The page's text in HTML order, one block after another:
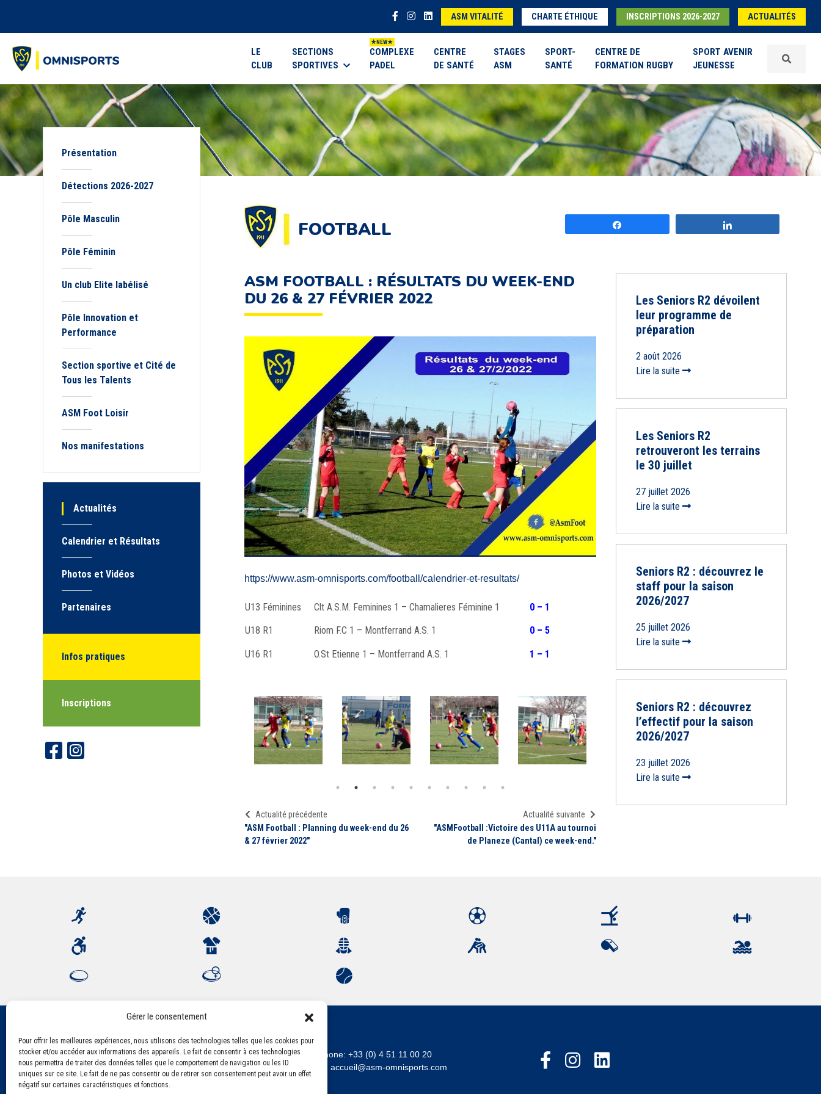
Gérer le consentement
Pour offrir les meilleures expériences, nous utilisons des technologies telles que les cookies pour
stocker et/ou accéder aux informations des appareils. Le fait de consentir à ces technologies
nous permettra de traiter des données telles que le comportement de navigation ou les ID
uniques sur ce site. Le fait de ne pas consentir ou de retirer son consentement peut avoir un effet
négatif sur certaines caractéristiques et fonctions.
ASM VITALITÉ CHARTE ÉTHIQUE INSCRIPTIONS 2026-2027 ACTUALITÉS
LE
CLUB
SECTIONS
SPORTIVES
COMPLEXE
PADEL
CENTRE
DE SANTÉ
STAGES
ASM
SPORT-
SANTÉ
CENTRE DE
FORMATION RUGBY
SPORT AVENIR
JEUNESSE
Présentation
Détections 2026-2027
Pôle Masculin
Pôle Féminin
Un club Elite labélisé
Pôle Innovation et
Performance
Section sportive et Cité de
Tous les Talents
ASM Foot Loisir
Nos manifestations
Actualités
Calendrier et Résultats
Photos et Vidéos
Partenaires
Infos pratiques
Inscriptions
FOOTBALL
ASM FOOTBALL : RÉSULTATS DU WEEK-END
DU 26 & 27 FÉVRIER 2022
https://www.asm-omnisports.com/football/calendrier-et-resultats/
U13 Féminines Clt A.S.M. Feminines 1 – Chamalieres Féminine 1
0 – 1
U18 R1
Riom F.C 1 – Montferrand A.S. 1 0 – 5
U16 R1 O.St Etienne 1 – Montferrand A.S. 1 1 – 1
Actualité précédente
"ASM Football : Planning du week-end du 26
& 27 février 2022"
Actualité suivante
"ASMFootball :Victoire des U11A au tournoi
de Planeze (Cantal) ce week-end."
Les Seniors R2 dévoilent
leur programme de
préparation
2 août 2026
Lire la suite
Les Seniors R2
retrouveront les terrains
le 30 juillet
27 juillet 2026
Lire la suite
Seniors R2 : découvrez le
staff pour la saison
2026/2027
25 juillet 2026
Lire la suite
Seniors R2 : découvrez
l’effectif pour la saison
2026/2027
23 juillet 2026
Lire la suite
Association Sportive Montferrandaise
84, boulevard Léon Jouhaux
CS 80221 - 63021 Clermont-Ferrand Cedex 2
Téléphone: +33 (0) 4 51 11 00 20
accueil@asm-omnisports.com